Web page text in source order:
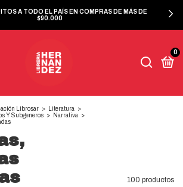
A TODO EL PAÍS EN COMPRAS DE MÁS DE
$90.000
0
Librosar > Literatura
>
Y Subgeneros > Narrativa
>
100 productos